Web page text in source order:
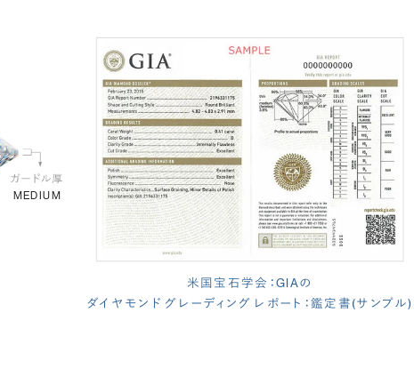
MEDIUM
米国宝石学会：GIAの
ダイヤモンド グレーディング レポート：鑑定書(サンプル)